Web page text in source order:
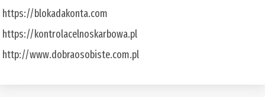
https://blokadakonta.com
https://kontrolacelnoskarbowa.pl
http://www.dobraosobiste.com.pl